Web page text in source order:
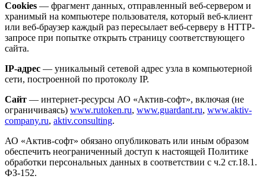
Cookies — фрагмент данных, отправленный веб-сервером и
хранимый на компьютере пользователя, который веб-клиент
или веб-браузер каждый раз пересылает веб-серверу в HTTP-
запросе при попытке открыть страницу соответствующего
сайта.
IP-адрес — уникальный сетевой адрес узла в компьютерной
сети, построенной по протоколу IP.
Сайт — интернет-ресурсы АО «Актив-софт», включая (не
ограничиваясь) www.rutoken.ru, www.guardant.ru, www.aktiv-
company.ru, aktiv.consulting.
АО «Актив-софт» обязано опубликовать или иным образом
обеспечить неограниченный доступ к настоящей Политике
обработки персональных данных в соответствии с ч.2 ст.18.1.
ФЗ-152.